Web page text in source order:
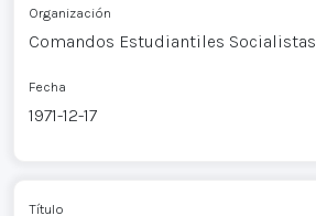
Organización
Comandos Estudiantiles Socialistas
Fecha
1971-12-17
Título